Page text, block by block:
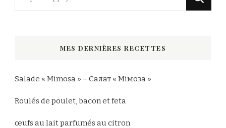
MES DERNIÈRES RECETTES
Salade « Mimosa » – Салат « Мімоза »
Roulés de poulet, bacon et feta
œufs au lait parfumés au citron